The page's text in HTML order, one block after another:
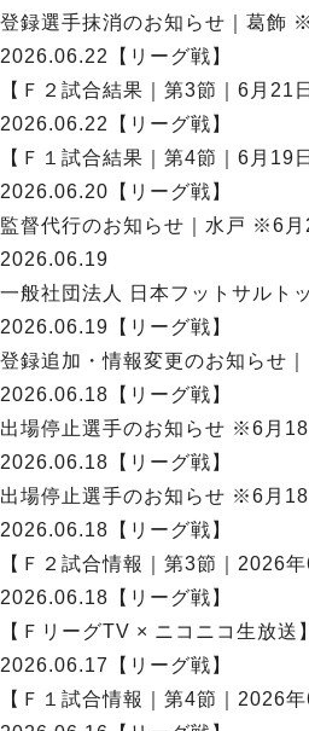
登録選手抹消のお知らせ｜葛飾
2026.06.22
【リーグ戦】
【Ｆ２試合結果｜第3節｜6月21
2026.06.22
【リーグ戦】
【Ｆ１試合結果｜第4節｜6月
2026.06.20 【リーグ戦】
監督代行のお知らせ｜水戸 ※6月
2026.06.19
一般社団法人 日本フットサルト
2026.06.19 【リーグ戦】
登録追加・情報変更のお知らせ
2026.06.18 【リーグ戦】
出場停止選手のお知らせ ※6月
2026.06.18 【リーグ戦】
出場停止選手のお知らせ ※6月
2026.06.18 【リーグ戦】
【Ｆ２試合情報｜第3節｜2026
2026.06.18 【リーグ戦】
【ＦリーグTV × ニコニコ生放
2026.06.17
【リーグ戦】
【Ｆ１試合情報｜第4節｜2026